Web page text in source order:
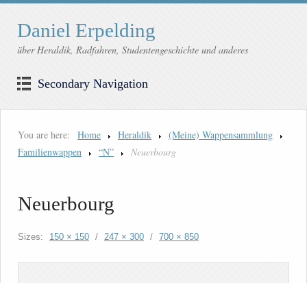
Daniel Erpelding
über Heraldik, Radfahren, Studentengeschichte und anderes
Secondary Navigation
You are here: Home Heraldik
(Meine) Wappensammlung
Familienwappen
“N” Neuerbourg
Neuerbourg
Sizes: 150 × 150 / 247 × 300 / 700 × 850